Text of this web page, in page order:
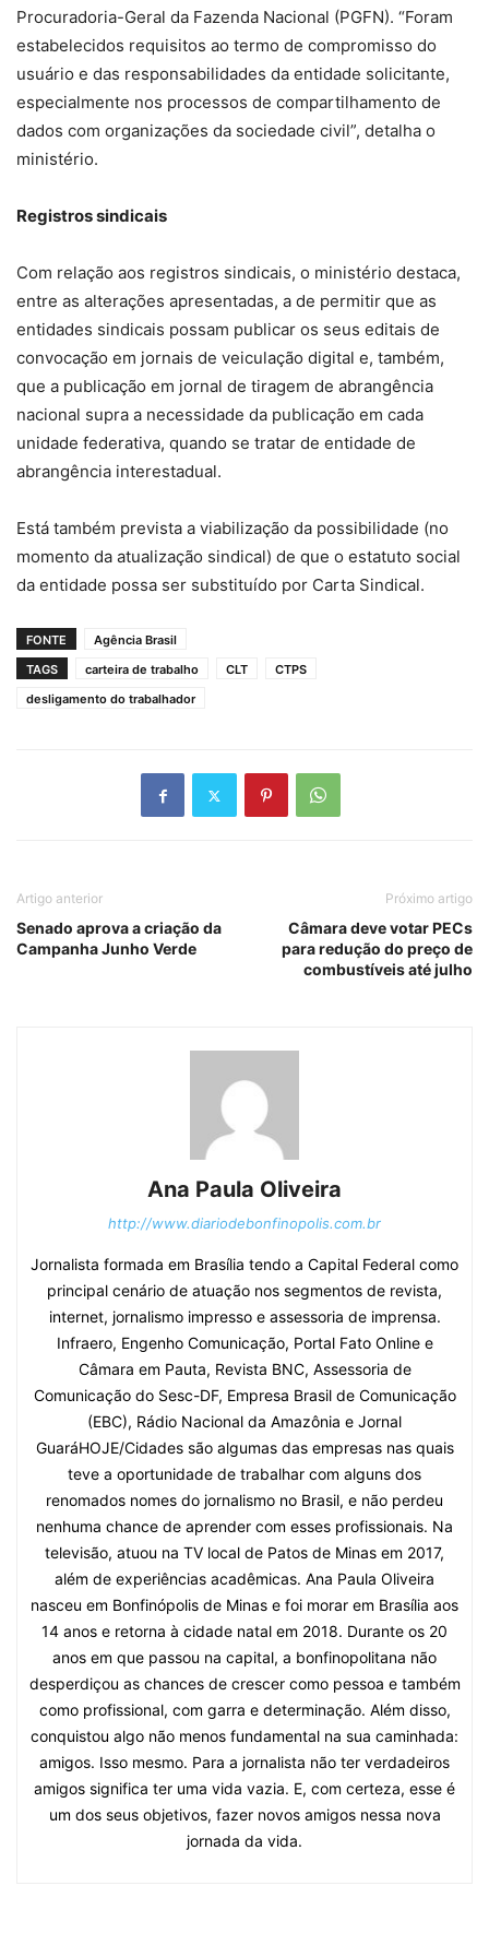
Procuradoria-Geral da Fazenda Nacional (PGFN). “Foram
estabelecidos requisitos ao termo de compromisso do
usuário e das responsabilidades da entidade solicitante,
especialmente nos processos de compartilhamento de
dados com organizações da sociedade civil”, detalha o
ministério.
Registros sindicais
Com relação aos registros sindicais, o ministério destaca,
entre as alterações apresentadas, a de permitir que as
entidades sindicais possam publicar os seus editais de
convocação em jornais de veiculação digital e, também,
que a publicação em jornal de tiragem de abrangência
nacional supra a necessidade da publicação em cada
unidade federativa, quando se tratar de entidade de
abrangência interestadual.
Está também prevista a viabilização da possibilidade (no
momento da atualização sindical) de que o estatuto social
da entidade possa ser substituído por Carta Sindical.
FONTE
Agência Brasil
TAGS
carteira de trabalho CLT
CTPS
desligamento do trabalhador
Artigo anterior
Senado aprova a criação da
Campanha Junho Verde
Próximo artigo
Câmara deve votar PECs
para redução do preço de
combustíveis até julho
Ana Paula Oliveira
http://www.diariodebonfinopolis.com.br
Jornalista formada em Brasília tendo a Capital Federal como
principal cenário de atuação nos segmentos de revista,
internet, jornalismo impresso e assessoria de imprensa.
Infraero, Engenho Comunicação, Portal Fato Online e
Câmara em Pauta, Revista BNC, Assessoria de
Comunicação do Sesc-DF, Empresa Brasil de Comunicação
(EBC), Rádio Nacional da Amazônia e Jornal
GuaráHOJE/Cidades são algumas das empresas nas quais
teve a oportunidade de trabalhar com alguns dos
renomados nomes do jornalismo no Brasil, e não perdeu
nenhuma chance de aprender com esses profissionais. Na
televisão, atuou na TV local de Patos de Minas em 2017,
além de experiências acadêmicas. Ana Paula Oliveira
nasceu em Bonfinópolis de Minas e foi morar em Brasília aos
14 anos e retorna à cidade natal em 2018. Durante os 20
anos em que passou na capital, a bonfinopolitana não
desperdiçou as chances de crescer como pessoa e também
como profissional, com garra e determinação. Além disso,
conquistou algo não menos fundamental na sua caminhada:
amigos. Isso mesmo. Para a jornalista não ter verdadeiros
amigos significa ter uma vida vazia. E, com certeza, esse é
um dos seus objetivos, fazer novos amigos nessa nova
jornada da vida.